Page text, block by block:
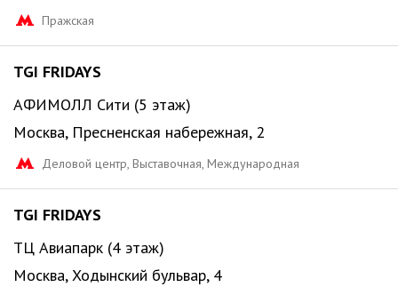
Пражская
TGI FRIDAYS
АФИМОЛЛ Сити (5 этаж)
Москва, Пресненская набережная, 2
Деловой центр, Выставочная, Международная
TGI FRIDAYS
ТЦ Авиапарк (4 этаж)
Москва, Ходынский бульвар, 4